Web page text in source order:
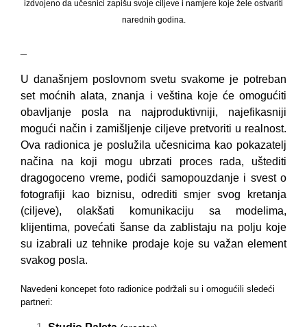
izdvojeno da učesnici zapišu svoje ciljeve i namjere koje žele ostvariti
narednih godina.
U današnjem poslovnom svetu svakome je potreban
set moćnih alata, znanja i veština koje će omogućiti
obavljanje posla na najproduktivniji, najefikasniji
mogući način i zamišljenje ciljeve pretvoriti u realnost.
Ova radionica je poslužila učesnicima kao pokazatelj
načina na koji mogu ubrzati proces rada, uštediti
dragogoceno vreme, podići samopouzdanje i svest o
fotografiji kao biznisu, odrediti smjer svog kretanja
(ciljeve), olakšati komunikaciju sa modelima,
klijentima, povećati šanse da zablistaju na polju koje
su izabrali uz tehnike prodaje koje su važan element
svakog posla.
Navedeni koncepet foto radionice podržali su i omogućili sledeći
partneri: